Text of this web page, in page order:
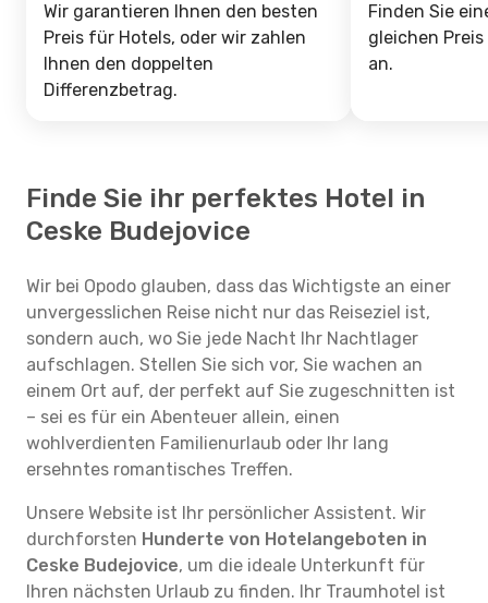
Wir garantieren Ihnen den besten
Preis für Hotels, oder wir zahlen
Ihnen den doppelten
Differenzbetrag.
Finden Sie
gleichen
an.
Finde Sie ihr perfektes Hotel in
Ceske Budejovice
Wir bei Opodo glauben, dass das Wichtigste an einer
unvergesslichen Reise nicht nur das Reiseziel ist,
sondern auch, wo Sie jede Nacht Ihr Nachtlager
aufschlagen. Stellen Sie sich vor, Sie wachen an
einem Ort auf, der perfekt auf Sie zugeschnitten ist
– sei es für ein Abenteuer allein, einen
wohlverdienten Familienurlaub oder Ihr lang
ersehntes romantisches Treffen.
Unsere Website ist Ihr persönlicher Assistent. Wir
durchforsten Hunderte von Hotelangeboten in
Ceske Budejovice, um die ideale Unterkunft für
Ihren nächsten Urlaub zu finden. Ihr Traumhotel ist